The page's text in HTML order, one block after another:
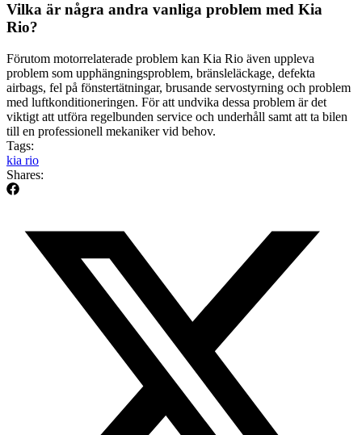
Vilka är några andra vanliga problem med Kia
Rio?
Förutom motorrelaterade problem kan Kia Rio även uppleva
problem som upphängningsproblem, bränsleläckage, defekta
airbags, fel på fönstertätningar, brusande servostyrning och problem
med luftkonditioneringen. För att undvika dessa problem är det
viktigt att utföra regelbunden service och underhåll samt att ta bilen
till en professionell mekaniker vid behov.
Tags:
kia rio
Shares: